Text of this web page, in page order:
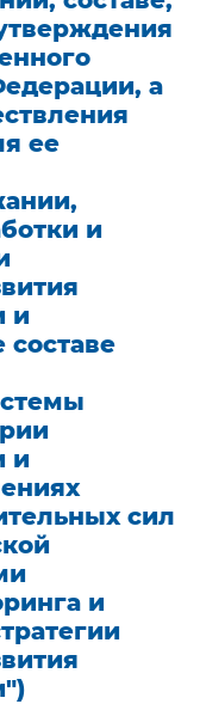
а
ее
и
и
составе
и
сил
и